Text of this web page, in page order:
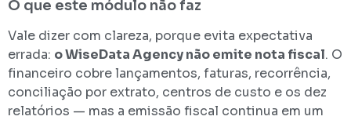
O que este módulo não faz
Vale dizer com clareza, porque evita expectativa
errada: o WiseData Agency não emite nota fiscal. O
financeiro cobre lançamentos, faturas, recorrência,
conciliação por extrato, centros de custo e os dez
relatórios — mas a emissão fiscal continua em um